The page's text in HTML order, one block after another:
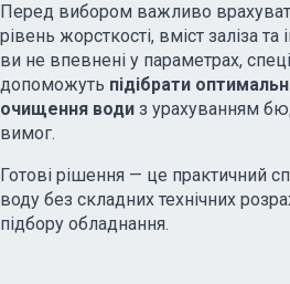
Перед вибором важливо
рівень жорсткості, вміст заліза
ви не впевнені у параметрах,
допоможуть підібрати
очищення води з урахуванням
вимог.
Готові рішення — це практичний
воду без складних технічних
підбору обладнання.